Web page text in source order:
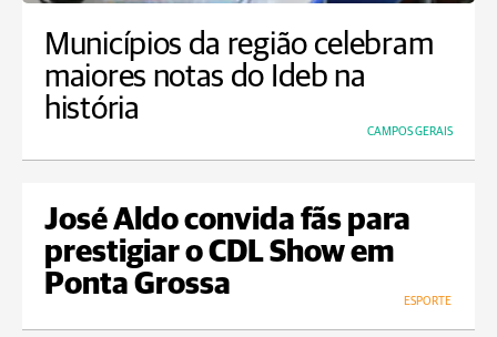
Municípios da região celebram
maiores notas do Ideb na
história
CAMPOS GERAIS
José Aldo convida fãs para
prestigiar o CDL Show em
Ponta Grossa
ESPORTE